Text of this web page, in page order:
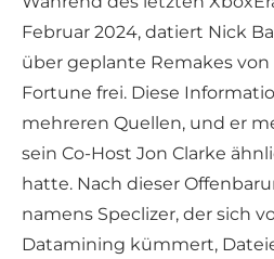
Februar 2024, datiert Nick
über geplante Remakes von
Fortune frei. Diese
mehreren Quellen, und er
sein Co-Host Jon Clarke
hatte. Nach dieser
namens Speclizer, der sich
Datamining kümmert,